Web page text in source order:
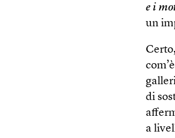
e i
un
di
a